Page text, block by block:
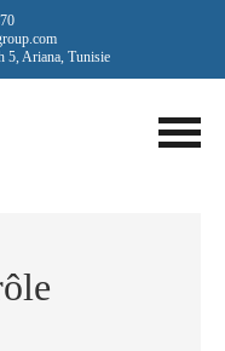
5, Ariana, Tunisie